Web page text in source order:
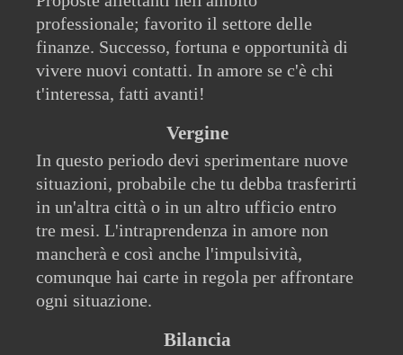
professionale; favorito il settore delle
finanze. Successo, fortuna e opportunità di
vivere nuovi contatti. In amore se c'è chi
t'interessa, fatti avanti!
Vergine
In questo periodo devi sperimentare nuove
situazioni, probabile che tu debba trasferirti
in un'altra città o in un altro ufficio entro
tre mesi. L'intraprendenza in amore non
mancherà e così anche l'impulsività,
comunque hai carte in regola per affrontare
ogni situazione.
Bilancia